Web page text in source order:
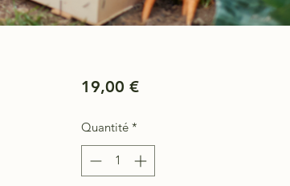
19,00 €Prix
Quantité *